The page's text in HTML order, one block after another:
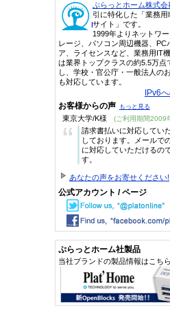
ぷらっとホーム株式会
引に特化した「業務
サイト」です。
1999年よりネットワ
レージ、パソコン周辺機器、PC
ア、ライセンスなど、業務用IT
は業界トップクラスの約5.5万点
し、学校・官公庁・一般法人の
も対応しています。
IPv6
お客様からの声 もっと見る
東京大学/K様 (ご利用期間2009
“
請求書払いに対応してい
しております。メールで
に対応していただけるの
す。
あなたの声をお寄せください!
公式アカウント / ページ
ぷらっとホーム社製品
当社ブランドの製品情報はこちら